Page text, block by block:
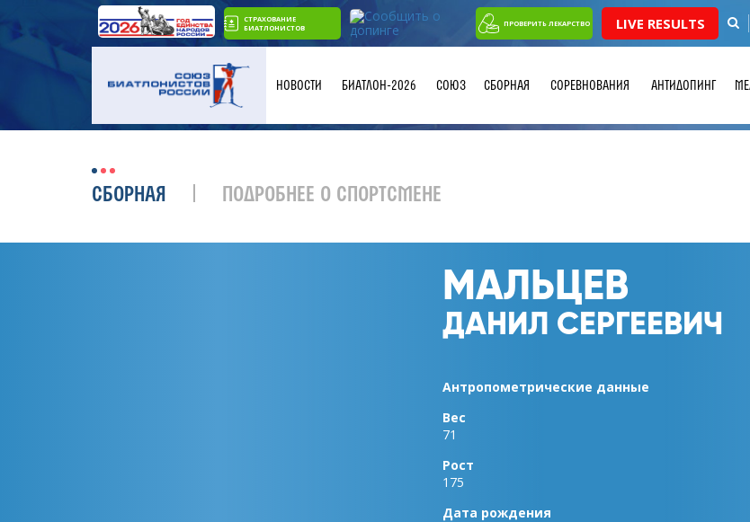
СТРАХОВАНИЕ
БИАТЛОНИСТОВ
ПРОВЕРИТЬ ЛЕКАРСТВО LIVE RESULTS
НОВОСТИ БИАТЛОН-2026 СОЮЗ СБОРНАЯ СОРЕВНОВАНИЯ АНТИДОПИНГ
СБОРНАЯ ПОДРОБНЕЕ О СПОРТСМЕНЕ
МАЛЬЦЕВ
ДАНИЛ СЕРГЕЕВИЧ
Антропометрические данные
Вес
71
Рост
175
Дата рождения